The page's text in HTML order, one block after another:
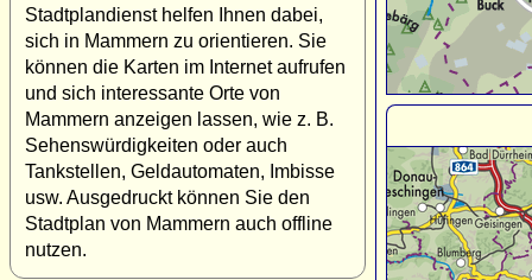
Stadtplandienst helfen Ihnen dabei,
sich in Mammern zu orientieren. Sie
können die Karten im Internet aufrufen
und sich interessante Orte von
Mammern anzeigen lassen, wie z. B.
Sehenswürdigkeiten oder auch
Tankstellen, Geldautomaten, Imbisse
usw. Ausgedruckt können Sie den
Stadtplan von Mammern auch offline
nutzen.